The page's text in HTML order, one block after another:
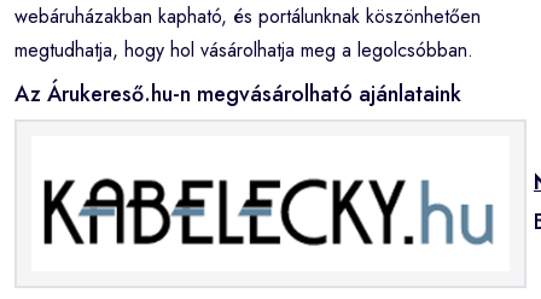
webáruházakban kapható, és portálunknak köszönhetően
megtudhatja, hogy hol vásárolhatja meg a legolcsóbban.
Az Árukereső.hu-n megvásárolható ajánlataink